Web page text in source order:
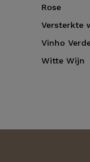
Rose
Versterkte
Vinho
Witte Wijn